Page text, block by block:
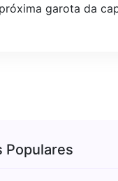
garota da
Populares